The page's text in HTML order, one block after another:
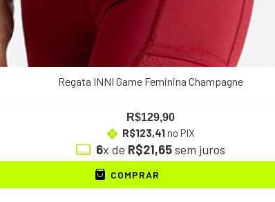
Regata INNI Game Feminina Champagne
R$129,90
R$123,41no PIX
6x de R$21,65sem juros
COMPRAR